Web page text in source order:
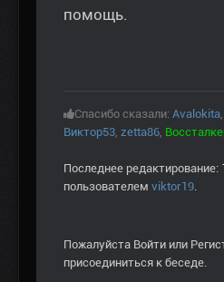
помощь.
Спасибо сказали: Avalokita
Виктор53 zetta86
Последнее редактирование:
пользователем viktor19
Пожалуйста Войти или
присоединиться к беседе.